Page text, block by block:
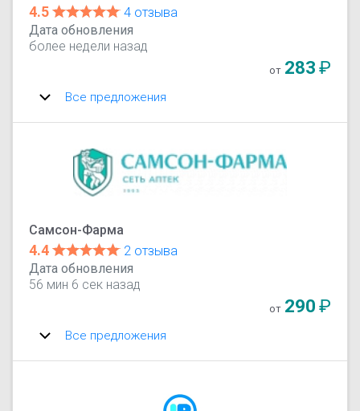
4.5
4 отзыва
Дата обновления
более недели назад
от 283₽
Все предложения
Самсон-Фарма
4.4
2 отзыва
Дата обновления
56 мин 6 сек назад
от 290₽
Все предложения